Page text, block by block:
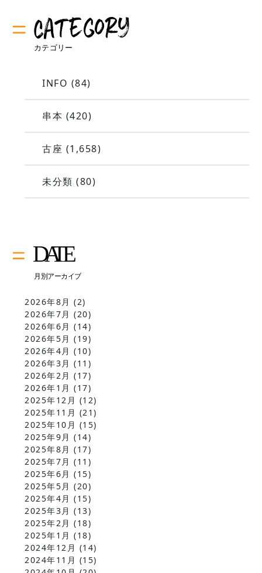
INFO (84)
串本 (420)
古座 (1,658)
未分類 (80)
2026年8月 (2)
2026年7月 (20)
2026年6月 (14)
2026年5月 (19)
2026年4月 (10)
2026年3月 (11)
2026年2月 (17)
2026年1月 (17)
2025年12月 (12)
2025年11月 (21)
2025年10月 (15)
2025年9月 (14)
2025年8月 (17)
2025年7月 (11)
2025年6月 (15)
2025年5月 (20)
2025年4月 (15)
2025年3月 (13)
2025年2月 (18)
2025年1月 (18)
2024年12月 (14)
2024年11月 (15)